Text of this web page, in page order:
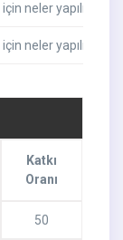
neler yapılması
neler yapılması
Katkı
Oranı
50